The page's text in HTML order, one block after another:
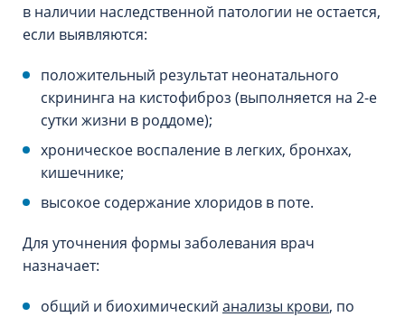
в наличии наследственной патологии не остается,
если выявляются:
положительный результат неонатального
скрининга на кистофиброз (выполняется на 2-е
сутки жизни в роддоме);
хроническое воспаление в легких, бронхах,
кишечнике;
высокое содержание хлоридов в поте.
Для уточнения формы заболевания врач
назначает:
общий и биохимический анализы крови, по